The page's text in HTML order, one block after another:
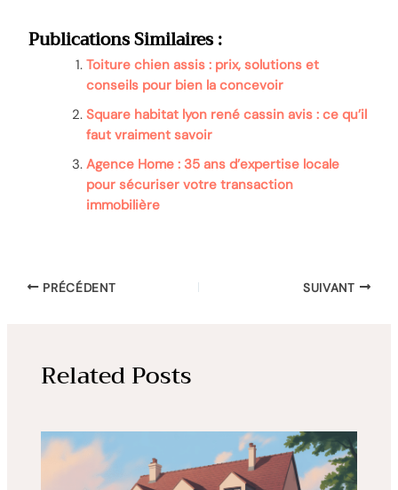
Publications Similaires :
Toiture chien assis : prix, solutions et
conseils pour bien la concevoir
Square habitat lyon rené cassin avis : ce qu’il
faut vraiment savoir
Agence Home : 35 ans d’expertise locale
pour sécuriser votre transaction
immobilière
PRÉCÉDENT SUIVANT
Related Posts